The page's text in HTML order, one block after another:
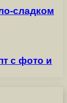
сладком
с фото и